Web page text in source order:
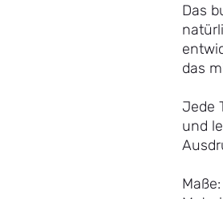
Das
das
Jede
und